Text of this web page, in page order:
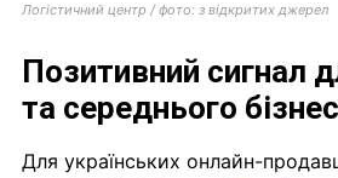
Логістичний центр / фото: з відкритих джерел
Позитивний сигнал
та середнього
Для українських онлайн-